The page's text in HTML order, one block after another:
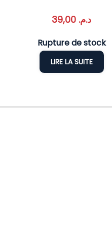
د.م.
Rupture de stock
LIRE LA SUITE